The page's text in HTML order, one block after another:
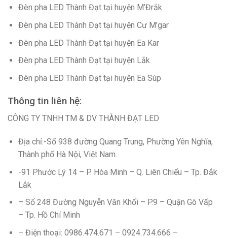
Đèn pha LED Thành Đạt tại huyện M’Đrắk
Đèn pha LED Thành Đạt tại huyện Cư M’gar
Đèn pha LED Thành Đạt tại huyện Ea Kar
Đèn pha LED Thành Đạt tại huyện Lắk
Đèn pha LED Thành Đạt tại huyện Ea Súp
Thông tin liên hệ:
CÔNG TY TNHH TM & DV THÀNH ĐẠT LED
Địa chỉ:-Số 938 đường Quang Trung, Phường Yên Nghĩa,
Thành phố Hà Nội, Việt Nam.
-91 Phước Lý 14 – P. Hòa Minh – Q. Liên Chiểu – Tp. Đắk
Lắk
– Số 248 Đường Nguyễn Văn Khối – P.9 – Quận Gò Vấp
– Tp. Hồ Chí Minh
– Điện thoại: 0986.474.671 – 0924.734.666 –